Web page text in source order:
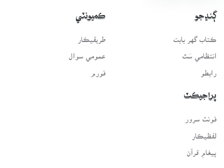
ڳنڍجو
ڪتاب گهر بابت
انتظامي سَٿ
رابطو
ڪميونٽي
طريقيڪار
عمومي سوال
فورم
پراجيڪٽ
فونٽ سرور
لفظيڪار
پيغامِ قرآن